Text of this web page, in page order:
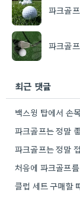
파크골
파크골
최근 댓글